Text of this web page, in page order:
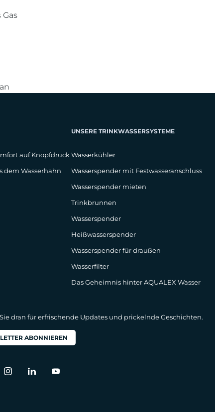
auf Knopfdruck
dem Wasserhahn
UNSERE TRINKWASSERSYSTEME
Wasserkühler
Wasserspender mit Festwasseranschluss
Wasserspender mieten
Trinkbrunnen
Wasserspender
Heißwasserspender
Wasserspender für draußen
Wasserfilter
Das Geheimnis hinter AQUALEX Wasser
dran für erfrischende Updates und prickelnde Geschichten.
ABONNIEREN